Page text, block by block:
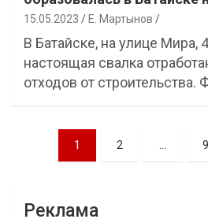
15.05.2023 Е. Мартынов
В Батайске, на улице Мира,
настоящая свалка
отходов от строительства.
Навигация
1 2 … 9
Реклама